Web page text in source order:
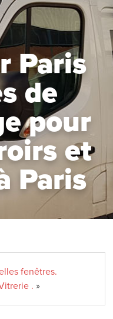
Paris
de
pour
et
Paris
fenêtres.
. »